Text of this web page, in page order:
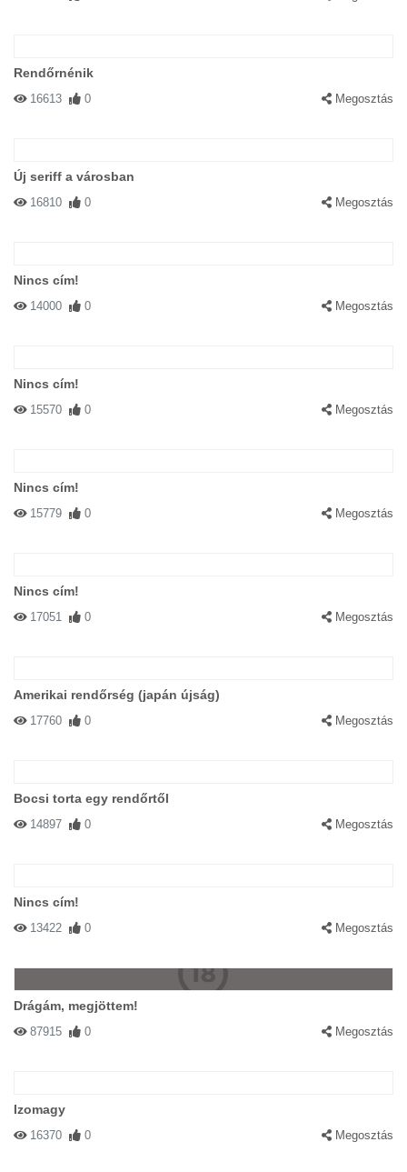
Rendőrnénik
16613 0 Megosztás
Új seriff a városban
16810 0 Megosztás
Nincs cím!
14000 0 Megosztás
Nincs cím!
15570 0 Megosztás
Nincs cím!
15779 0 Megosztás
Nincs cím!
17051 0 Megosztás
Amerikai rendőrség (japán újság)
17760 0 Megosztás
Bocsi torta egy rendőrtől
14897 0 Megosztás
Nincs cím!
13422 0 Megosztás
Drágám, megjöttem!
87915 0 Megosztás
Izomagy
16370 0 Megosztás